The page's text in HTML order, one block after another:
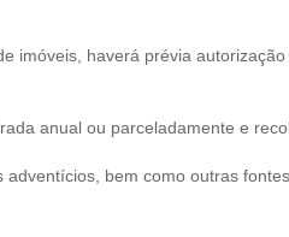
imóveis, haverá prévia
anual ou parceladamente e
bem como outras